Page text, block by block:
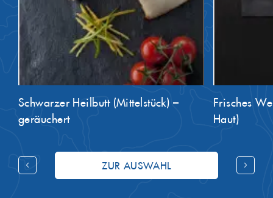
Schwarzer Heilbutt (Mittelstück) –
geräuchert
Frisches
Haut)
ZUR AUSWAHL